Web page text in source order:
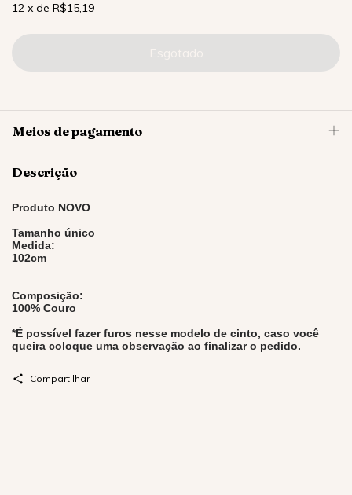
12 x de R$15,19
Meios de pagamento
Descrição
Produto NOVO
Tamanho único
Medida:
102cm
Composição:
100% Couro
*É possível fazer furos nesse modelo de cinto, caso você
queira coloque uma observação ao finalizar o pedido.
Compartilhar